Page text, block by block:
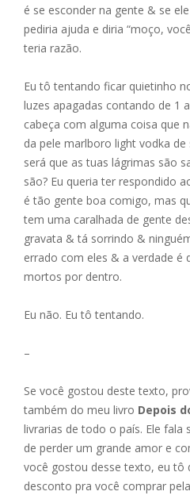
é se esconder na gente & se
pediria ajuda e diria “moço,
teria razão.
Eu tô tentando ficar quietinho
luzes apagadas contando de 1
cabeça com alguma coisa que
da pele marlboro light vodka
será que as tuas lágrimas são
são? Eu queria ter respondido
é tão gente boa comigo, mas
tem uma caralhada de gente
gravata & tá sorrindo &
errado com eles & a verdade é
mortos por dentro.
Eu não. Eu tô tentando.
–
Se você gostou deste texto,
também do meu livro Depois
livrarias de todo o país. Ele fala
de perder um grande amor e
você gostou desse texto, eu tô
desconto pra você comprar